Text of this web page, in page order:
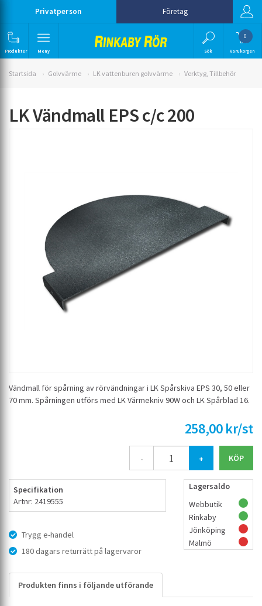
Privatperson Företag
Produkter Meny Sök
0
Varukorgen
Startsida Golvvärme LK vattenburen golvvärme Verktyg, Tillbehör
LK Vändmall EPS c/c 200
Vändmall för spårning av rörvändningar i LK Spårskiva EPS 30, 50 eller
70 mm. Spårningen utförs med LK Värmekniv 90W och LK Spårblad 16.
258,00 kr/st
- +
Specifikation
Artnr: 2419555
Trygg e-handel
180 dagars returrätt på lagervaror
Lagersaldo
Webbutik
Rinkaby
Jönköping
Malmö
Produkten finns i följande utförande